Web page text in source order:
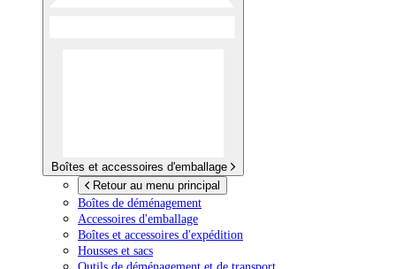
Boîtes et accessoires d'emballage
Retour au menu principal
Boîtes de déménagement
Accessoires d'emballage
Boîtes et accessoires d'expédition
Housses et sacs